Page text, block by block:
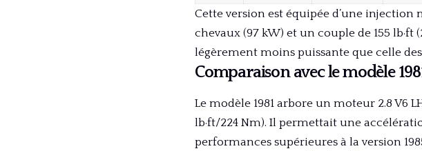
Cette version est équipée d’une
chevaux (97 kW) et un couple de 155
légèrement moins puissante que celle
Comparaison avec le modèle
Le modèle 1981 arbore un moteur 2.8 V6
lb·ft/224 Nm). Il permettait une
performances supérieures à la version